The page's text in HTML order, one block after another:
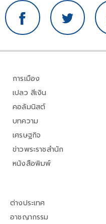
การเมือง
เปลว สีเงิน
คอลัมนิสต์
บทความ
เศรษฐกิจ
ข่าวพระราชสำนัก
หนังสือพิมพ์
ต่างประเทศ
อาชญากรรม